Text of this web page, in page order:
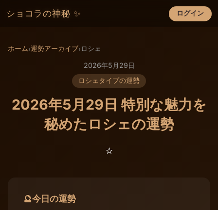
ショコラの神秘 ✨ ログイン
×
ホーム›運勢アーカイブ›ロシェ
2026年5月29日
ロシェタイプの運勢
2026年5月29日 特別な魅力を
秘めたロシェの運勢
⭐️
🔮今日の運勢